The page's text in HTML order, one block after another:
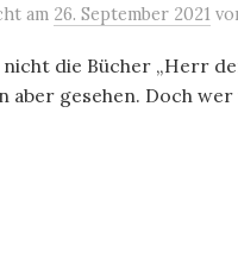
am 26. September 2021
die Bücher „Herr
aber gesehen. Doch